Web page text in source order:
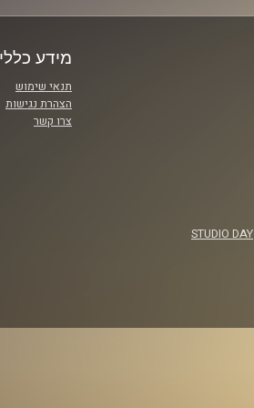
מידע כללי
תנאי שימוש
הצהרת נגישות
צרו קשר
STUDIO DAY